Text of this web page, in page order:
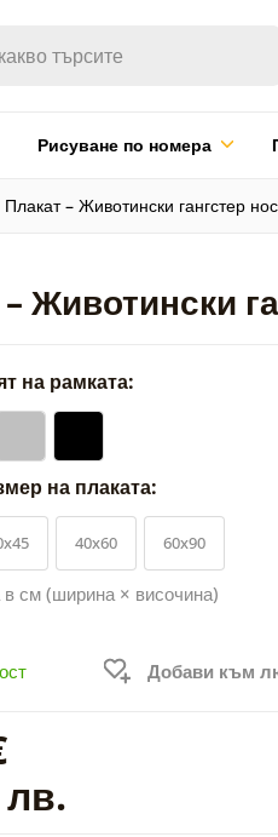
Рисуване по номера
Плакат – Животински гангстер
Животински
на рамката:
на плаката:
40x60 60x90
см (ширина × височина)
Добави към
лв.